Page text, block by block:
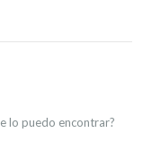
lo puedo encontrar?